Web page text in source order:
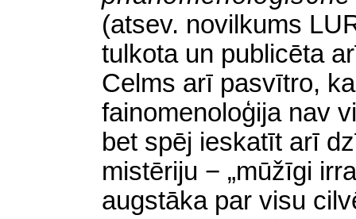
(atsev. novilkums
tulkota un publicēta
Celms arī pasvītro,
fainomenoloģija nav
bet spēj ieskatīt arī
mistēriju − „mūžīgi
augstāka par visu